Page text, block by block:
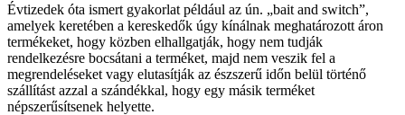
Évtizedek óta ismert gyakorlat például az ún. „bait and switch”,
amelyek keretében a kereskedők úgy kínálnak meghatározott áron
termékeket, hogy közben elhallgatják, hogy nem tudják
rendelkezésre bocsátani a terméket, majd nem veszik fel a
megrendeléseket vagy elutasítják az észszerű időn belül történő
szállítást azzal a szándékkal, hogy egy másik terméket
népszerűsítsenek helyette.